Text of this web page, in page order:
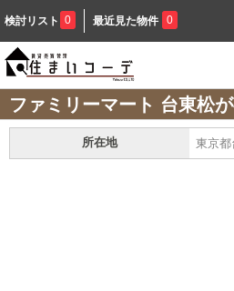
検討リスト 0 最近見た物件 0
ファミリーマート 台東松
所在地 東京都